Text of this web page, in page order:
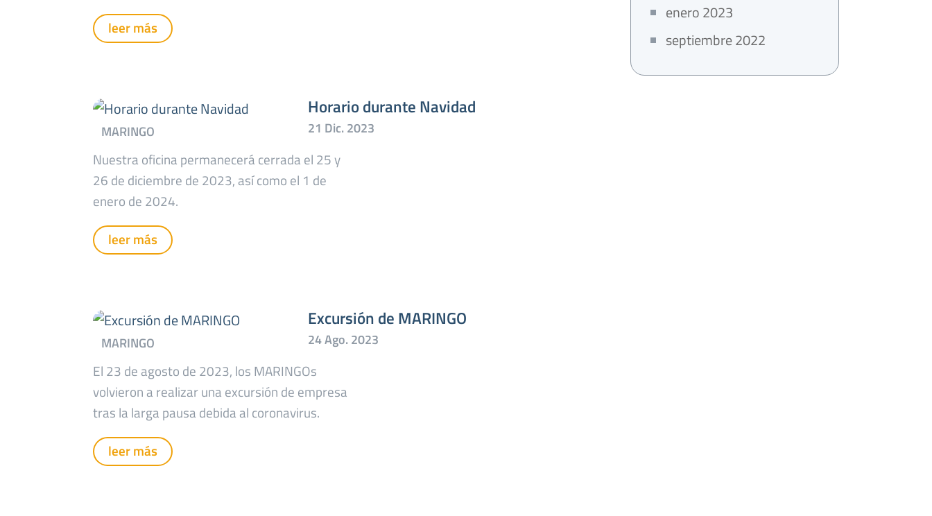
leer más
Horario durante Navidad
Nuestra oficina permanecerá cerrada el 25 y
26 de diciembre de 2023, así como el 1 de
enero de 2024.
leer más
Excursión de MARINGO
El 23 de agosto de 2023, los MARINGOs
volvieron a realizar una excursión de empresa
tras la larga pausa debida al coronavirus.
leer más
enero 2023
septiembre 2022